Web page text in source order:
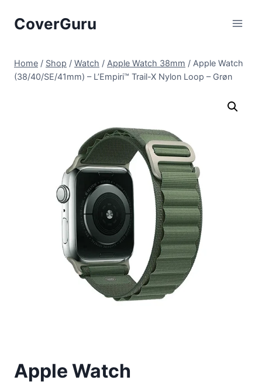
CoverGuru
Home / Shop / Watch / Apple Watch 38mm / Apple Watch
(38/40/SE/41mm) – L’Empiri™ Trail-X Nylon Loop – Grøn
Apple Watch